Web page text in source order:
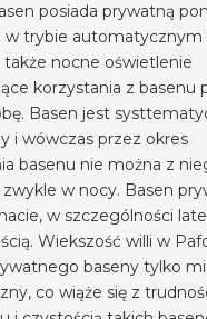
posiada prywatną
w trybie automatycznym
także nocne oświetlenie
korzystania z basenu
Basen jest
i wówczas przez okres
basenu nie można z
zwykle w nocy. Basen
w szczególności
Wiekszość willi w
baseny tylko
co wiąże się z